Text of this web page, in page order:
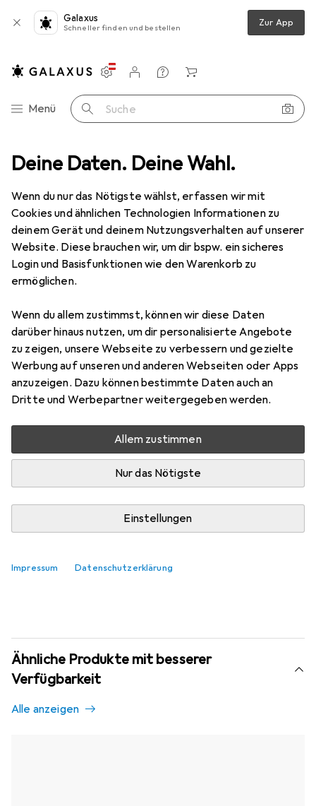
Deine Daten. Deine Wahl.
Wenn du nur das Nötigste wählst, erfassen wir mit
Cookies und ähnlichen Technologien Informationen zu
deinem Gerät und deinem Nutzungsverhalten auf unserer
Website. Diese brauchen wir, um dir bspw. ein sicheres
Login und Basisfunktionen wie den Warenkorb zu
ermöglichen.
Wenn du allem zustimmst, können wir diese Daten
darüber hinaus nutzen, um dir personalisierte Angebote
zu zeigen, unsere Webseite zu verbessern und gezielte
Werbung auf unseren und anderen Webseiten oder Apps
anzuzeigen. Dazu können bestimmte Daten auch an
Dritte und Werbepartner weitergegeben werden.
Allem zustimmen
Nur das Nötigste
Einstellungen
Impressum Datenschutzerklärung
Galaxus
Schneller finden und bestellen Zur App
Navigation nach Kategorien
Menü Suche
Einstellungen
Kundenkonto
Vergleichslisten
Merklisten
Warenkorb
Messwerkzeug Messlehre Mitutoyo Einbaumikrometer
3 Bilder
MitutoyoEinbaumikrometer
EUR
92,74
Bewertungen
Zwischen Fr, 21.8. und Fr, 28.8. geliefert
Mehr als 10 Stück an Lager beim Lieferanten
Benachrichtigen, wenn schneller verfügbar
Vergleichen Merken
kostenloser Versand
Ähnliche Produkte mit besserer
Verfügbarkeit
Alle anzeigen